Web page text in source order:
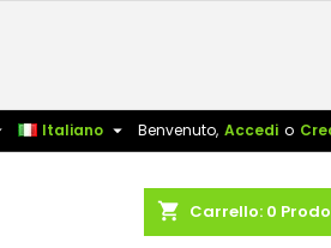
Benvenuto, Accedi o
Italiano 
shopping_cart Carrello: 0